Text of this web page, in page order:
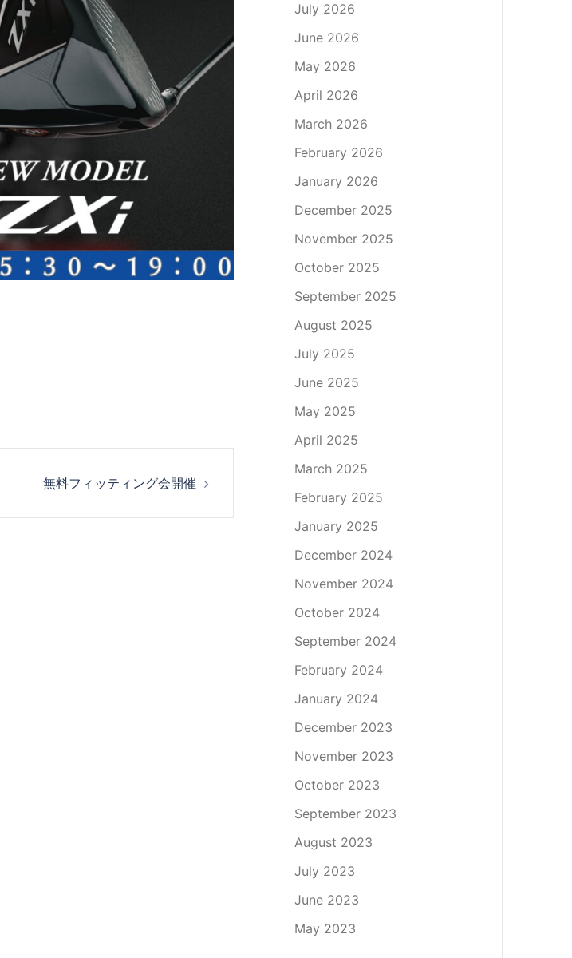
無料フィッティング会開催
July 2026
June 2026
May 2026
April 2026
March 2026
February 2026
January 2026
December 2025
November 2025
October 2025
September 2025
August 2025
July 2025
June 2025
May 2025
April 2025
March 2025
February 2025
January 2025
December 2024
November 2024
October 2024
September 2024
February 2024
January 2024
December 2023
November 2023
October 2023
September 2023
August 2023
July 2023
June 2023
May 2023